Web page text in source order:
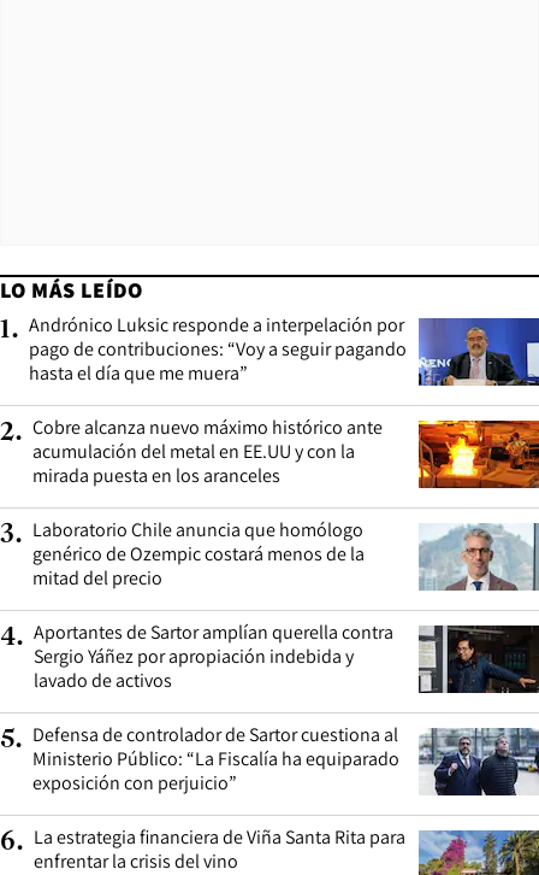
LO MÁS LEÍDO
1. Andrónico Luksic responde a interpelación por
pago de contribuciones: “Voy a seguir pagando
hasta el día que me muera”
2. Cobre alcanza nuevo máximo histórico ante
acumulación del metal en EE.UU y con la
mirada puesta en los aranceles
3. Laboratorio Chile anuncia que homólogo
genérico de Ozempic costará menos de la
mitad del precio
4. Aportantes de Sartor amplían querella contra
Sergio Yáñez por apropiación indebida y
lavado de activos
5. Defensa de controlador de Sartor cuestiona al
Ministerio Público: “La Fiscalía ha equiparado
exposición con perjuicio”
6. La estrategia financiera de Viña Santa Rita para
enfrentar la crisis del vino